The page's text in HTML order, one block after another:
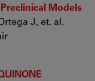
Models
J, et. al.